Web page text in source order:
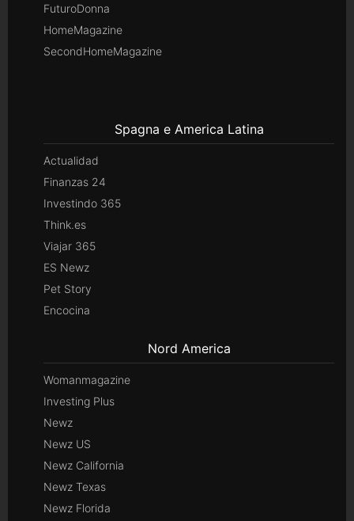
FuturoDonna
HomeMagazine
SecondHomeMagazine
Spagna e America Latina
Actualidad
Finanzas 24
Investindo 365
Think.es
Viajar 365
ES Newz
Pet Story
Encocina
Nord America
Womanmagazine
Investing Plus
Newz
Newz US
Newz California
Newz Texas
Newz Florida